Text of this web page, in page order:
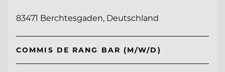
83471 Berchtesgaden, Deutschland
COMMIS DE RANG BAR (M/W/D)